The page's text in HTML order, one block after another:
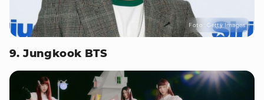
Foto : Getty Images
9. Jungkook BTS